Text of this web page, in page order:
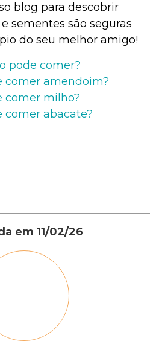
blog para descobrir
sementes são seguras
do seu melhor amigo!
pode comer?
comer amendoim?
comer milho?
comer abacate?
em 11/02/26